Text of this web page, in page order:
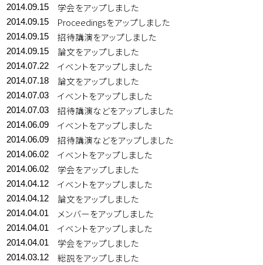
2014.09.15 学会をアップしました
2014.09.15 Proceedingsをアップしました
2014.09.15 招待講演をアップしました
2014.09.15 論文をアップしました
2014.07.22 イベントをアップしました
2014.07.18 論文をアップしました
2014.07.03 イベントをアップしました
2014.07.03 招待講演などをアップしました
2014.06.09 イベントをアップしました
2014.06.09 招待講演などをアップしました
2014.06.02 イベントをアップしました
2014.06.02 学会をアップしました
2014.04.12 イベントをアップしました
2014.04.12 論文をアップしました
2014.04.01 メンバーをアップしました
2014.04.01 イベントをアップしました
2014.04.01 学会をアップしました
2014.03.12 総説をアップしました